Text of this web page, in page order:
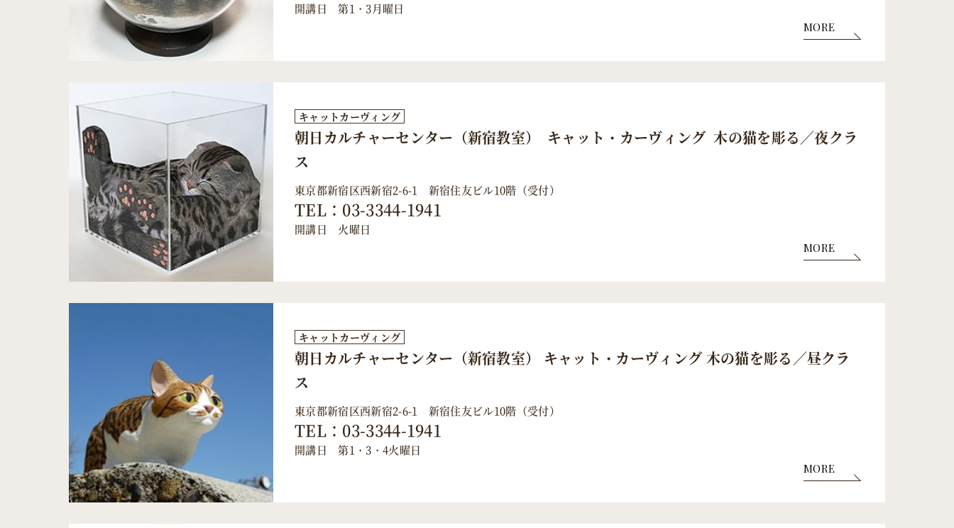
開講日 第1・3月曜日
MORE
キャットカーヴィング
朝日カルチャーセンター（新宿教室） キャット・カーヴィング 木の猫を彫る／夜クラ
ス
東京都新宿区西新宿2-6-1 新宿住友ビル10階（受付）
TEL：03-3344-1941
開講日 火曜日
MORE
キャットカーヴィング
朝日カルチャーセンター（新宿教室） キャット・カーヴィング 木の猫を彫る／昼クラ
ス
東京都新宿区西新宿2-6-1 新宿住友ビル10階（受付）
TEL：03-3344-1941
開講日 第1・3・4火曜日
MORE